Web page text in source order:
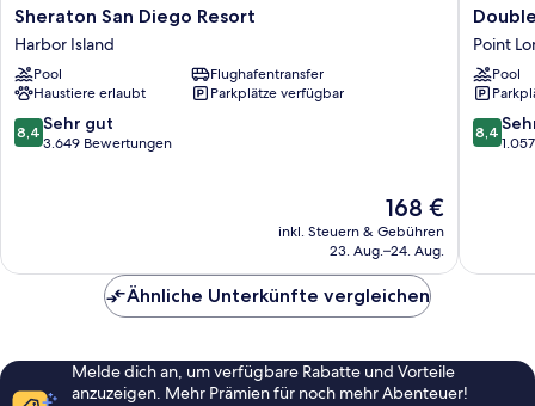
Sheraton
San
Diego
Resort
Harbor
Island
Sheraton San Diego Resort
Harbor Island
Pool
Flughafentransfer
Haustiere erlaubt
Parkplätze verfügbar
8.4
von
8,4 Sehr gut
3.649 Bewertungen
Der
Preis
beträgt
168 €
inkl. Steuern & Gebühren
23. Aug.–24. Aug.
by
Hilton
San
Diego
Bayside
Point
Point
Pool
8.4
von
8,4
Ähnliche Unterkünfte vergleichen
Melde dich an, um verfügbare Rabatte und Vorteile
anzuzeigen. Mehr Prämien für noch mehr Abenteuer!